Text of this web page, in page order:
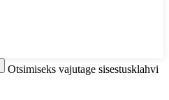
Otsimiseks vajutage sisestusklahvi